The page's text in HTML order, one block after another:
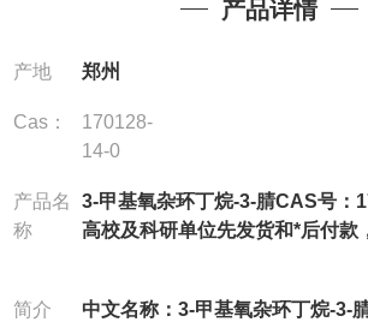
产品详情
产地 郑州
Cas：
170128-
14-0
产品名
称
3-甲基氧杂环丁烷-3-腈CAS号：
高校及科研单位先发货和*后付款
简介
中文名称：3-甲基氧杂环丁烷-3-